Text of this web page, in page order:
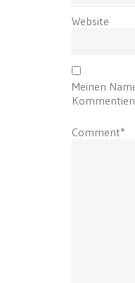
Website
Meinen
Comment*